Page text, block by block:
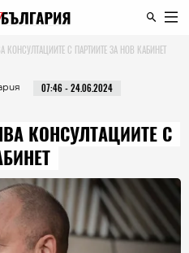
КОНСУЛТАЦИИТЕ С ПАРТИИТЕ ЗА НОВ КАБИНЕТ
07:46 - 24.06.2024
КОНСУЛТАЦИИТЕ С